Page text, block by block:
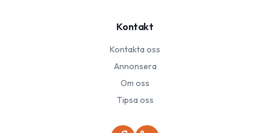
Kontakt
Kontakta oss
Annonsera
Om oss
Tipsa oss